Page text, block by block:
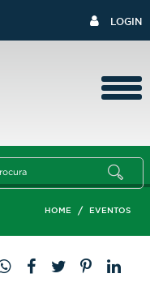
LOGIN
HOME / EVENTOS